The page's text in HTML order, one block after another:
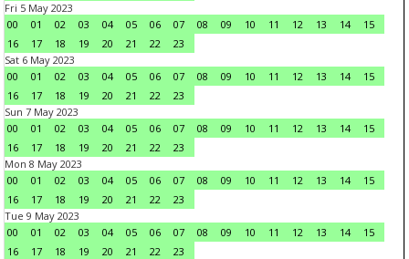
Fri 5 May 2023
00
01 02 03 04 05 06 07 08 09 10 11 12 13 14
15
16
17 18 19 20 21 22
23
Sat 6 May 2023
00
01 02 03 04 05 06 07 08 09 10 11 12 13 14
15
16
17 18 19 20 21 22
23
Sun 7 May 2023
00
01 02 03 04 05 06 07 08 09 10 11 12 13 14
15
16
17 18 19 20 21 22
23
Mon 8 May 2023
00
01 02 03 04 05 06 07 08 09 10 11 12 13 14
15
16
17 18 19 20 21 22
23
Tue 9 May 2023
00
01 02 03 04 05 06 07 08 09 10 11 12 13 14
15
16
17 18 19 20 21 22
23